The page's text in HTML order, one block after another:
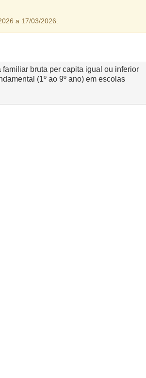
a 17/03/2026.
bruta per capita igual ou inferior
(1º ao 9º ano) em escolas